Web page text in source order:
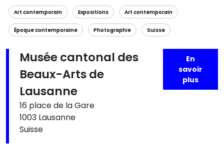
Art contemporain Expositions Art contemporain
Époque contemporaine Photographie Suisse
Musée cantonal des
Beaux-Arts de
Lausanne
16 place de la Gare
1003 Lausanne
Suisse
En
savoir
plus